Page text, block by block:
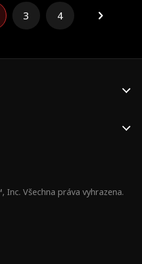
mafiánskému králi
poté co je přepaden a těžce
Savannah dorazí do města,
3 4
Všechna práva vyhrazena.